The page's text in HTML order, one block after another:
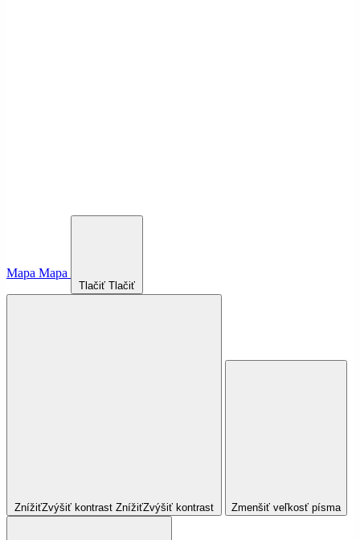
Mapa Mapa
Tlačiť Tlačiť
ZnížiťZvýšiť kontrast ZnížiťZvýšiť kontrast Zmenšiť veľkosť písma